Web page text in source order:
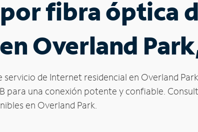
fibra óptica
Overland
servicio de Internet residencial en Overland
para una conexión potente y confiable.
en Overland Park.